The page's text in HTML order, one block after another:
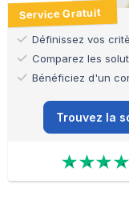
Service Gratuit
Définissez vos
Comparez les
Bénéficiez d'un
Trouvez la